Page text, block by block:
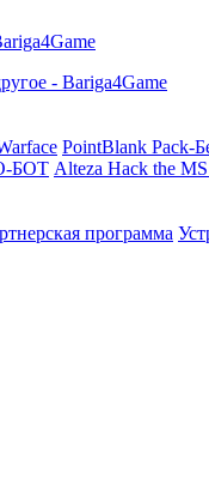
PointBlank Pack-
БОТ Alteza Hack the
программа